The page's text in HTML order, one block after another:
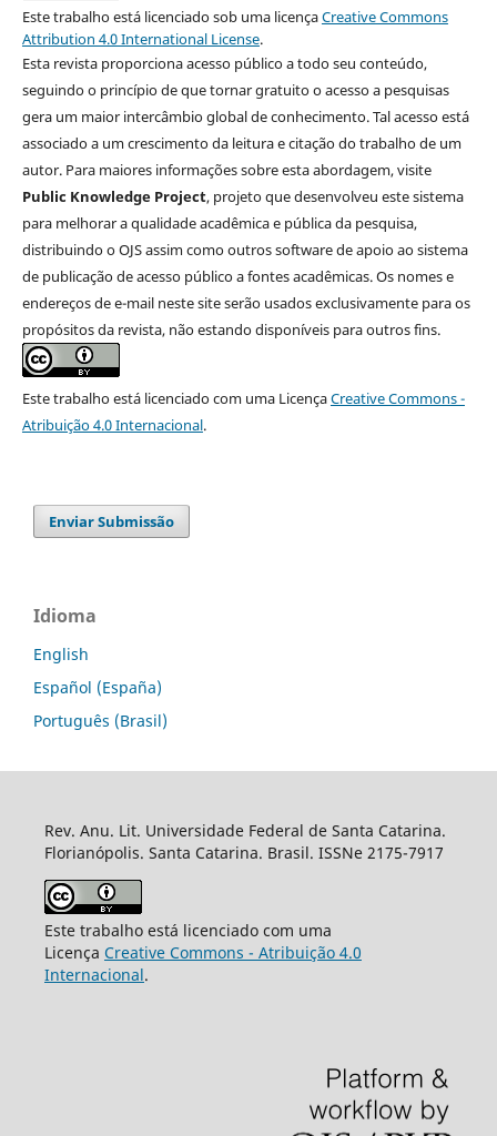
Este trabalho está licenciado sob uma licençaCreative Commons
Attribution 4.0 International License.
Esta revista proporciona acesso público a todo seu conteúdo,
seguindo o princípio de que tornar gratuito o acesso a pesquisas
gera um maior intercâmbio global de conhecimento. Tal acesso está
associado a um crescimento da leitura e citação do trabalho de um
autor. Para maiores informações sobre esta abordagem, visite
Public Knowledge Project, projeto que desenvolveu este sistema
para melhorar a qualidade acadêmica e pública da pesquisa,
distribuindo o OJS assim como outros software de apoio ao sistema
de publicação de acesso público a fontes acadêmicas. Os nomes e
endereços de e-mail neste site serão usados exclusivamente para os
propósitos da revista, não estando disponíveis para outros fins.
Este trabalho está licenciado com uma LicençaCreative Commons -
Atribuição 4.0 Internacional.
Enviar Submissão
Idioma
English
Español (España)
Português (Brasil)
Rev. Anu. Lit. Universidade Federal de Santa Catarina.
Florianópolis. Santa Catarina. Brasil. ISSNe 2175-7917
Este trabalho está licenciado com uma
Licença Creative Commons - Atribuição 4.0
Internacional.